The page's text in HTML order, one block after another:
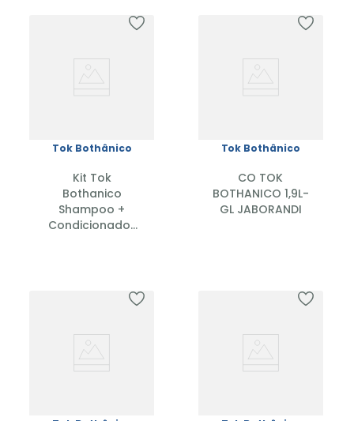
Tok Bothânico
Kit Tok
Bothanico
Shampoo +
Condicionador
Tok Bothânico
CO TOK
BOTHANICO 1,9L-
GL JABORANDI